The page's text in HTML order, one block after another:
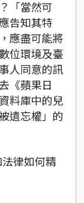
「當然可
告知其特
應盡可能將
位環境及臺
人同意的訊
《蘋果日
料庫中的兒
遺忘權」的
律如何精